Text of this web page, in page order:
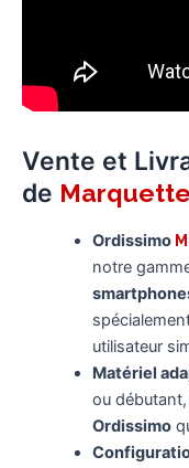
Vente et
de
Ordissimo
notre
utilisateur
Matériel
ou
Ordissimo